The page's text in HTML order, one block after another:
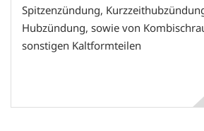
Spitzenzündung,
Hubzündung, sowie von
sonstigen Kaltformteilen